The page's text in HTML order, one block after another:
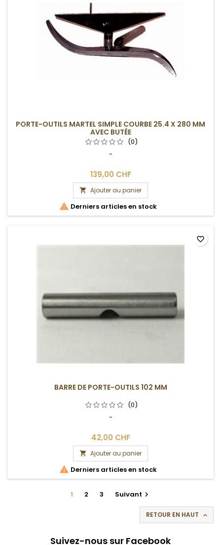
PORTE-OUTILS MARTEL SIMPLE COURBE 25.4 X 280 MM
AVEC BUTÉE
(0)
-
139,00 CHF
 Ajouter au panier
 Derniers articles en stock
BARRE DE PORTE-OUTILS 102 MM
(0)
-
42,00 CHF
 Ajouter au panier
 Derniers articles en stock
favorite_border
1 2 3 Suivant 
RETOUR EN HAUT 
Suivez-nous sur Facebook